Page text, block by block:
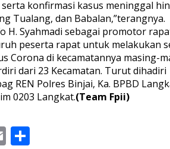
konfirmasi kasus meninggal
Tualang, dan Babalan,”terangnya.
H. Syahmadi sebagai promotor
peserta rapat untuk melakukan
Corona di kecamatannya masing-
dari 23 Kecamatan. Turut
REN Polres Binjai, Ka. BPBD
0203 Langkat.(Team Fpii)
E S